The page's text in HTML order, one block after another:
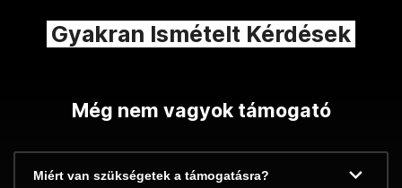
Gyakran Ismételt Kérdések
Még nem vagyok támogató
Miért van szükségetek a támogatásra?